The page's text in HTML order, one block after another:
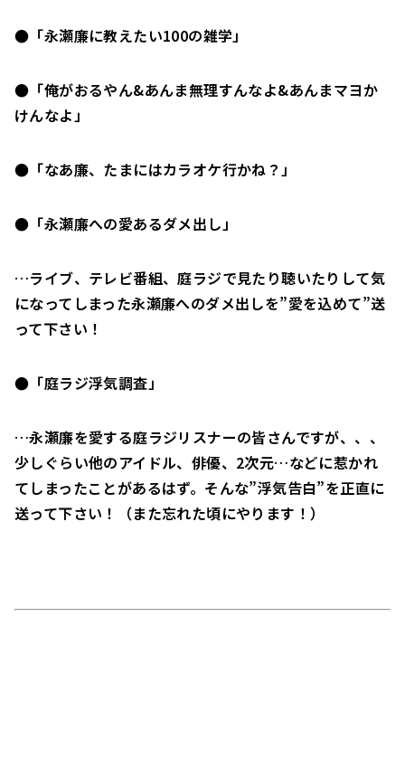
●「永瀬廉に教えたい100の雑学」
●「俺がおるやん&あんま無理すんなよ&あんまマヨか
けんなよ」
●「なあ廉、たまにはカラオケ行かね？」
●「永瀬廉への愛あるダメ出し」
…ライブ、テレビ番組、庭ラジで見たり聴いたりして気
になってしまった永瀬廉へのダメ出しを”愛を込めて”送
って下さい！
●「庭ラジ浮気調査」
…永瀬廉を愛する庭ラジリスナーの皆さんですが、、、
少しぐらい他のアイドル、俳優、2次元…などに惹かれ
てしまったことがあるはず。そんな”浮気告白”を正直に
送って下さい！（また忘れた頃にやります！）